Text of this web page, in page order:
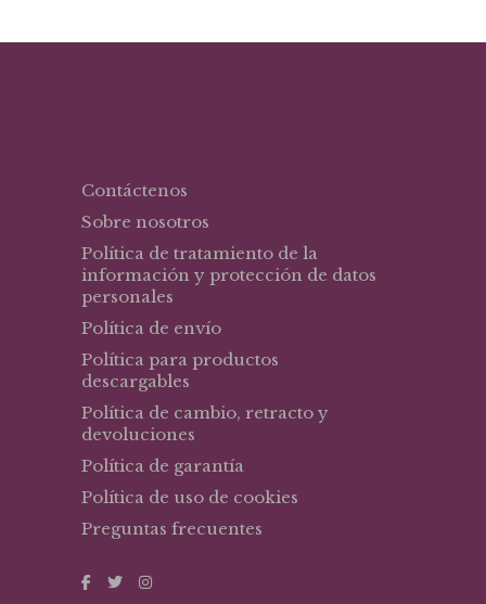
Contáctenos
Sobre nosotros
Política de tratamiento de la
información y protección de datos
personales
Política de envío
Política para productos
descargables
Política de cambio, retracto y
devoluciones
Política de garantía
Política de uso de cookies
Preguntas frecuentes